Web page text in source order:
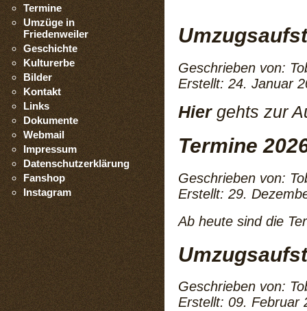
Termine
Umzüge in
Friedenweiler
Geschichte
Kulturerbe
Bilder
Kontakt
Links
Dokumente
Webmail
Impressum
Datenschutzerklärung
Fanshop
Instagram
Geschrieben von:
Erstellt: 24. Januar
Hiergehts zur
Termine
Geschrieben von:
Erstellt: 29.
Ab heute sind die
Geschrieben von:
Erstellt: 09. Februar